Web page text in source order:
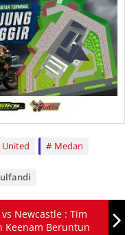
Medan
Newcastle : Tim
Keenam Beruntun